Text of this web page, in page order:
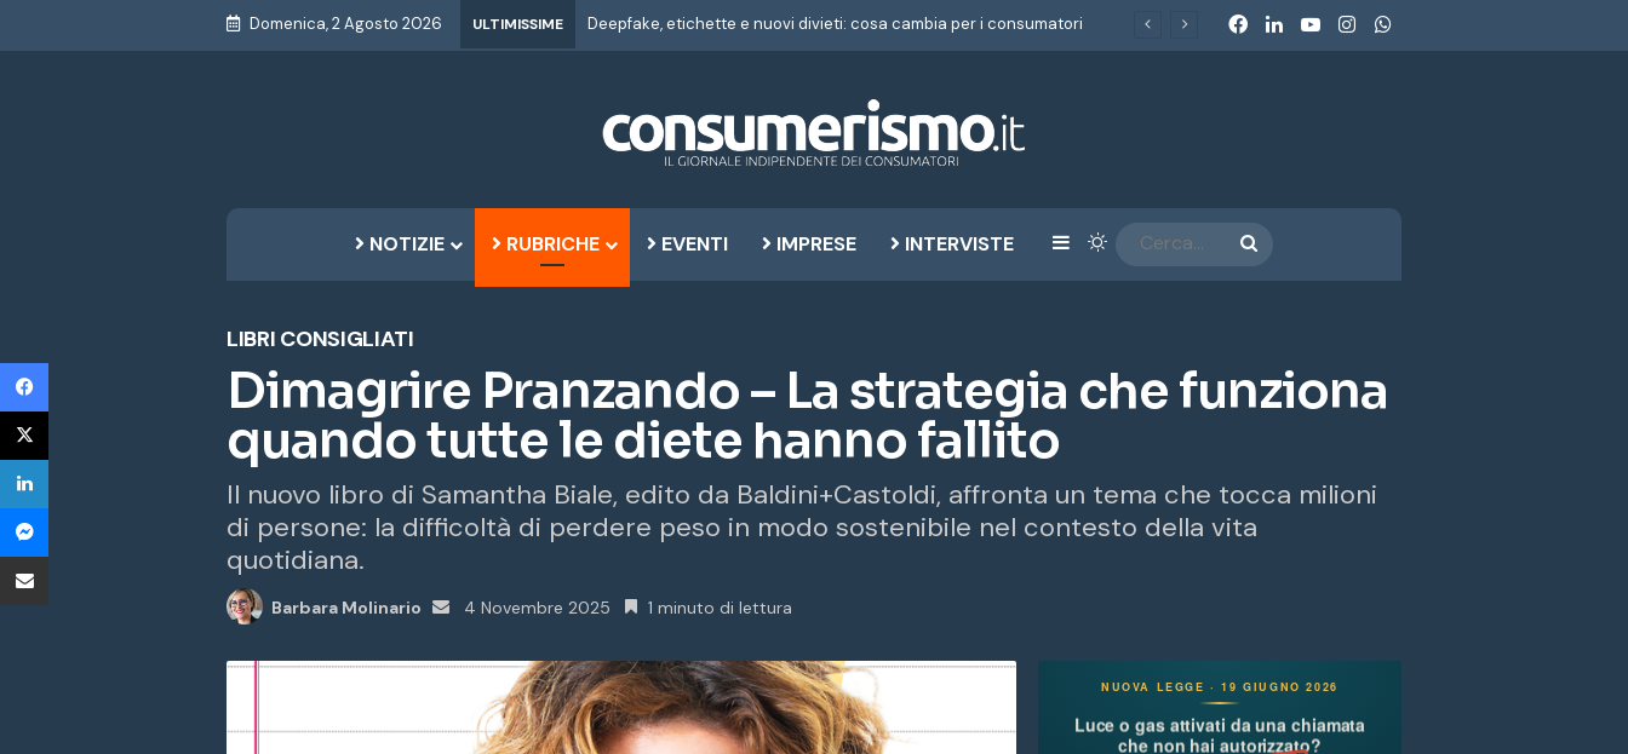
Domenica, 2 Agosto 2026 ULTIMISSIME FacebookLinkedInYou TubeInstagram
NOTIZIE RUBRICHE EVENTI IMPRESE INTERVISTE Barra laterale
Cambia aspetto CERCA...
LIBRI CONSIGLIATI
Dimagrire Pranzando – La strategia che funziona
quando tutte le diete hanno fallito
Il nuovo libro di Samantha Biale, edito da Baldini+Castoldi, affronta un tema che tocca milioni
di persone: la difficoltà di perdere peso in modo sostenibile nel contesto della vita
quotidiana.
Barbara Molinario
Invia
4 Novembre 2025 1 minuto di lettura